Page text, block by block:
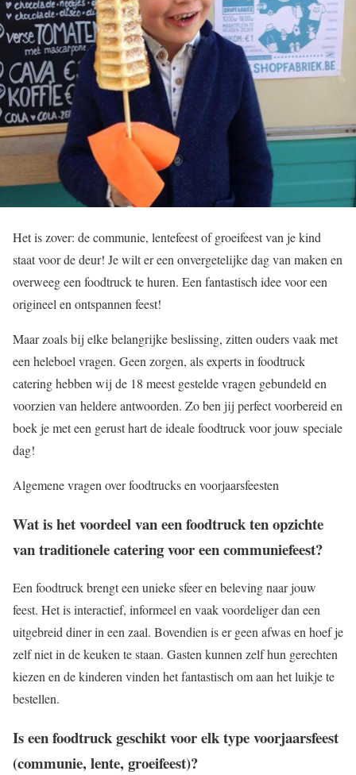
Het is zover: de communie, lentefeest of groeifeest van je kind
staat voor de deur! Je wilt er een onvergetelijke dag van maken en
overweeg een foodtruck te huren. Een fantastisch idee voor een
origineel en ontspannen feest!
Maar zoals bij elke belangrijke beslissing, zitten ouders vaak met
een heleboel vragen. Geen zorgen, als experts in foodtruck
catering hebben wij de 18 meest gestelde vragen gebundeld en
voorzien van heldere antwoorden. Zo ben jij perfect voorbereid en
boek je met een gerust hart de ideale foodtruck voor jouw speciale
dag!
Algemene vragen over foodtrucks en voorjaarsfeesten
Wat is het voordeel van een foodtruck ten opzichte
van traditionele catering voor een communiefeest?
Een foodtruck brengt een unieke sfeer en beleving naar jouw
feest. Het is interactief, informeel en vaak voordeliger dan een
uitgebreid diner in een zaal. Bovendien is er geen afwas en hoef je
zelf niet in de keuken te staan. Gasten kunnen zelf hun gerechten
kiezen en de kinderen vinden het fantastisch om aan het luikje te
bestellen.
Is een foodtruck geschikt voor elk type voorjaarsfeest
(communie, lente, groeifeest)?